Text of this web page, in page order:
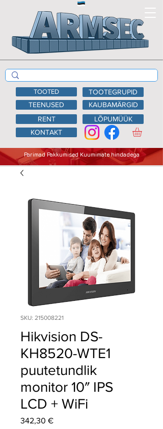
TEENUSED
KAUBAMÄRGID
RENT
LÕPUMÜÜK
KONTAKT
Parimad Pakkumised Kuumimate hindadega
TOOTED TOOTEGRUPID
SKU: 215008221
Hikvision DS-
KH8520-WTE1
puutetundlik
monitor 10″ IPS
LCD + WiFi
342,30 €Price